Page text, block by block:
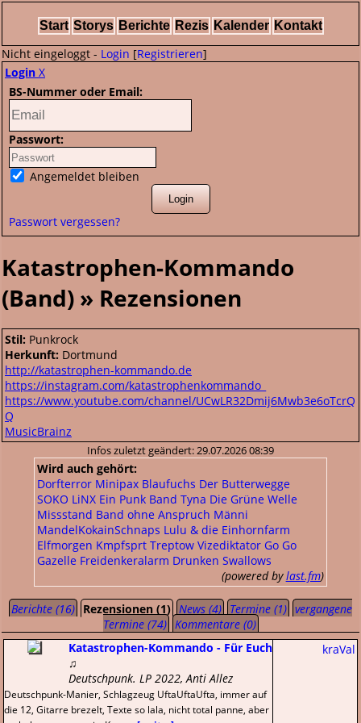
Start Storys Berichte Rezis Kalender Kontakt
Nicht eingeloggt - Login [Registrieren]
Login X
BS-Nummer oder Email:
Passwort:
Angemeldet bleiben
Passwort vergessen?
Katastrophen-Kommando
(Band) » Rezensionen
Stil: Punkrock
Herkunft: Dortmund
http://katastrophen-kommando.de
https://instagram.com/katastrophenkommando_
https://www.youtube.com/channel/UCwLR32Dmij6Mwb3e6oTcrQ
Q
MusicBrainz
Infos zuletzt geändert: 29.07.2026 08:39
Wird auch gehört:
Dorfterror Minipax Blaufuchs Der Butterwegge
SOKO LiNX Ein Punk Band Tyna Die Grüne Welle
Missstand Band ohne Anspruch Männi
MandelKokainSchnaps Lulu & die Einhornfarm
Elfmorgen Kmpfsprt Treptow Vizediktator Go Go
Gazelle Freidenkeralarm Drunken Swallows
(powered bylast.fm)
Berichte (16) Rezensionen (1) News (4) Termine (1) vergangene
Termine (74)
Kommentare (0)
kraVal
Katastrophen-Kommando - Für Euch
♫
Deutschpunk. LP 2022, Anti Allez
Deutschpunk-Manier, Schlagzeug UftaUftaUfta, immer auf
die 12, Gitarre brezelt, Texte so lala, nicht total panne, aber